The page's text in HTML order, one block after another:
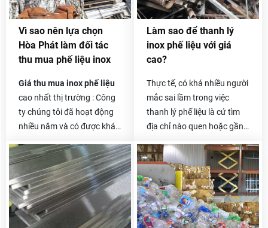
Vì sao nên lựa chọn
Hòa Phát làm đối tác
thu mua phế liệu inox
Giá thu mua inox phế liệu
cao nhất thị trường : Công
ty chúng tôi đã hoạt động
nhiều năm và có được khá
thu mua phế liệu lớn ở cả
trong và ngoài nước. Được
hỗ trợ từ các doanh nghiệp
lớn, có nhà máy xử lý phế
liệu nên giá thu mua của
Làm sao để thanh lý
inox phế liệu với giá
cao?
Thực tế, có khá nhiều người
mắc sai lầm trong việc
thanh lý phế liệu là cứ tìm
địa chỉ nào quen hoặc gần
Thêm vào đó, việc không
xác minh là đại lý đó có uy
tín hay không, phương thức
làm việc như thế nào sẽ
khiến bạn dễ bị “mắc bẫy”.